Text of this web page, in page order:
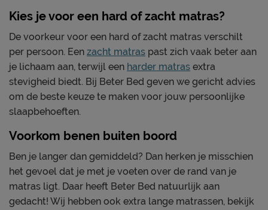
Kies je voor een hard of zacht matras?
De voorkeur voor een hard of zacht matras verschilt
per persoon. Een zacht matras past zich vaak beter aan
je lichaam aan, terwijl een harder matras extra
stevigheid biedt. Bij Beter Bed geven we gericht advies
om de beste keuze te maken voor jouw persoonlijke
slaapbehoeften.
Voorkom benen buiten boord
Ben je langer dan gemiddeld? Dan herken je misschien
het gevoel dat je met je voeten over de rand van je
matras ligt. Daar heeft Beter Bed natuurlijk aan
gedacht! Wij hebben ook extra lange matrassen, bekijk